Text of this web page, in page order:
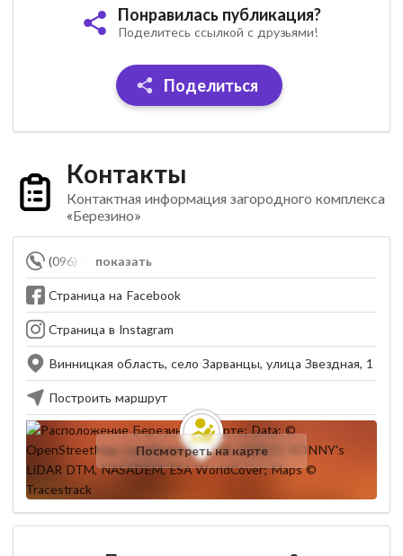
Понравилась публикация?
Поделитесь ссылкой с друзьями!
Поделиться
Контакты
Контактная информация загородного комплекса
«Березино»
показать
(096) 594-76-76
Страница на Facebook
Страница в Instagram
Винницкая область, село Зарванцы, улица Звездная, 1
Построить маршрут
Посмотреть на карте